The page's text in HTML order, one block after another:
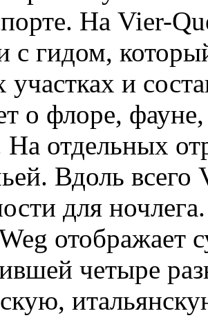
На Vier-
с гидом,
и
о флоре,
На отдельных
Вдоль всего
для
отображает
четыре